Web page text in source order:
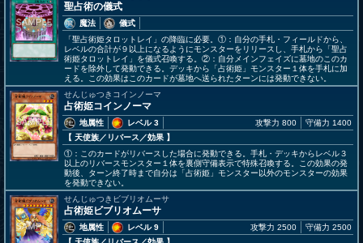
聖占術の儀式
魔法
儀式
「聖占術姫タロットレイ」の降臨に必要。①：自分の手札・フィールドから、
レベルの合計が９以上になるようにモンスターをリリースし、手札から「聖占
術姫タロットレイ」を儀式召喚する。②：自分メインフェイズに墓地のこのカ
ードを除外して発動できる。デッキから「占術姫」モンスター１体を手札に加
える。この効果はこのカードが墓地へ送られたターンには発動できない。
せんじゅつきコインノーマ
占術姫コインノーマ
地属性
レベル 3
【 天使族／リバース／効果 】
攻撃力 800 守備力 1400
①：このカードがリバースした場合に発動できる。手札・デッキからレベル３
以上のリバースモンスター１体を裏側守備表示で特殊召喚する。この効果の発
動後、ターン終了時まで自分は「占術姫」モンスター以外のモンスターの効果
を発動できない。
せんじゅつきビブリオムーサ
占術姫ビブリオムーサ
地属性
レベル 9
攻撃力 2500 守備力 2500